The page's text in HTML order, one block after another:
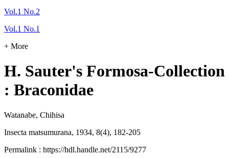
Vol.1 No.2
Vol.1 No.1
+ More
H. Sauter's Formosa-Collection
: Braconidae
Watanabe, Chihisa
Insecta matsumurana, 1934, 8(4), 182-205
Permalink : https://hdl.handle.net/2115/9277